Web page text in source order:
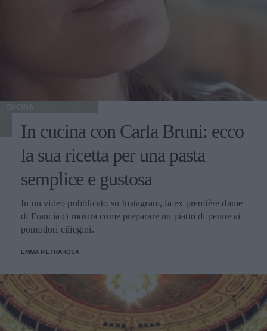
CUCINA
In cucina con Carla Bruni: ecco
la sua ricetta per una pasta
semplice e gustosa
In un video pubblicato su Instagram, la ex première dame
di Francia ci mostra come preparare un piatto di penne ai
pomodori ciliegini.
EMMA PIETRAROSA